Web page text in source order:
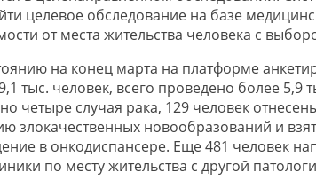
целевое обследование на базе
от места жительства человека с
на конец марта на платформе
тыс. человек, всего проведено более 5,9
четыре случая рака, 129 человек
злокачественных новообразований и
в онкодиспансере. Еще 481 человек
по месту жительства с другой